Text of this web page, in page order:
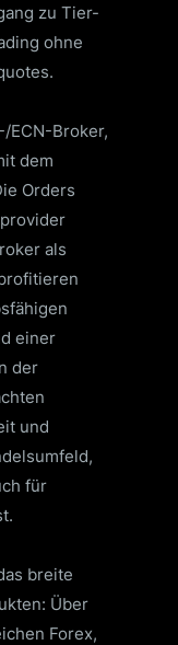
zu Tier-
ohne
ECN-Broker,
dem
Orders
als
einer
der
und
für
breite
Über
Forex,